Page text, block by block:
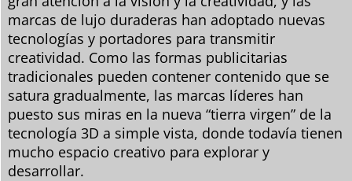
marcas de lujo duraderas han adoptado nuevas
tecnologías y portadores para transmitir
creatividad. Como las formas publicitarias
tradicionales pueden contener contenido que se
satura gradualmente, las marcas líderes han
puesto sus miras en la nueva “tierra virgen” de la
tecnología 3D a simple vista, donde todavía tienen
mucho espacio creativo para explorar y
desarrollar.